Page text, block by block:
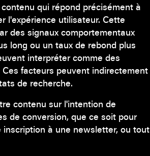
qui répond précisément à
l'expérience utilisateur. Cette
des signaux comportementaux
long ou un taux de rebond plus
interpréter comme des
facteurs peuvent indirectement
de recherche.
contenu sur l'intention de
de conversion, que ce soit pour
inscription à une newsletter, ou tout